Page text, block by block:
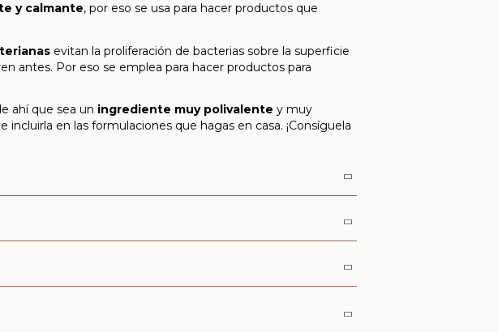
y calmante, por eso se usa para hacer productos que
evitan la proliferación de bacterias sobre la superficie
antes. Por eso se emplea para hacer productos para
ahí que sea un ingrediente muy polivalente y muy
en las formulaciones que hagas en casa. ¡Consíguela